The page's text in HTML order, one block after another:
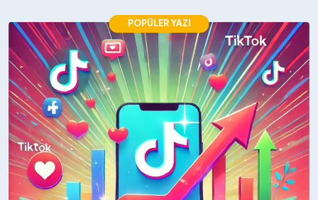
POPÜLER YAZI